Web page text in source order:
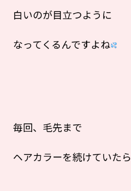
白いのが目立つように
なってくるんですよね
毎回、毛先まで
ヘアカラーを続けていたら